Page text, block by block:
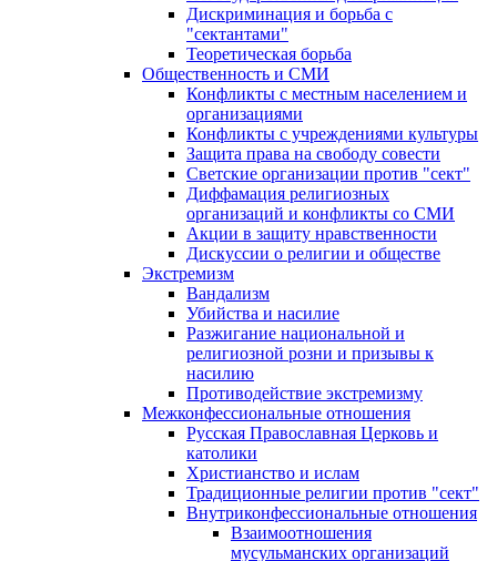
Дискриминация и борьба с
"сектантами"
Теоретическая борьба
Общественность и СМИ
Конфликты с местным населением и
организациями
Конфликты с учреждениями культуры
Защита права на свободу совести
Светские организации против "сект"
Диффамация религиозных
организаций и конфликты со СМИ
Акции в защиту нравственности
Дискуссии о религии и обществе
Экстремизм
Вандализм
Убийства и насилие
Разжигание национальной и
религиозной розни и призывы к
насилию
Противодействие экстремизму
Межконфессиональные отношения
Русская Православная Церковь и
католики
Христианство и ислам
Традиционные религии против "сект"
Внутриконфессиональные отношения
Взаимоотношения
мусульманских организаций